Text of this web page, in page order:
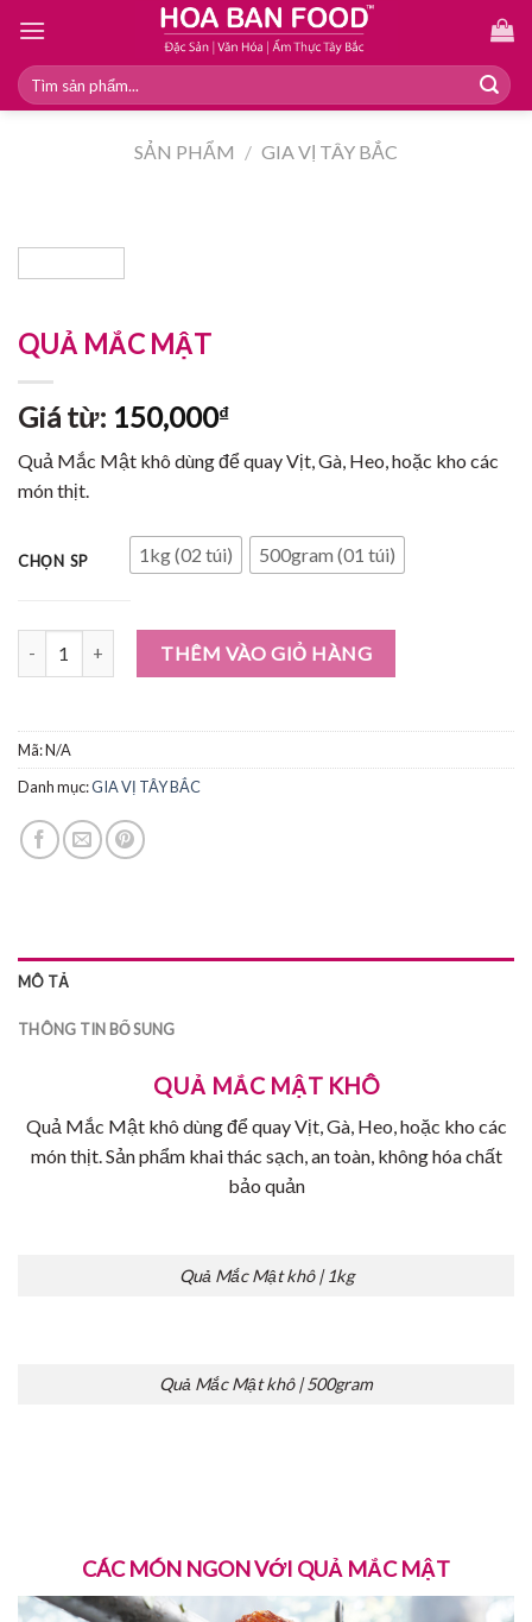
content
Tìm
kiếm:
SẢN PHẨM / GIA VỊ TÂY BẮC
QUẢ MẮC MẬT
Giá từ: 150,000₫
Quả Mắc Mật khô dùng để quay Vịt, Gà, Heo, hoặc kho các
món thịt.
CHỌN SP 1kg (02 túi) 500gram (01 túi)
QUẢ MẮC MẬT số lượngTHÊM VÀO GIỎ HÀNG
Mã:N/A
Danh mục:GIA VỊ TÂY BẮC
MÔ TẢ
THÔNG TIN BỔ SUNG
QUẢ MẮC MẬT KHÔ
Quả Mắc Mật khô dùng để quay Vịt, Gà, Heo, hoặc kho các
món thịt. Sản phẩm khai thác sạch, an toàn, không hóa chất
bảo quản
Quả Mắc Mật khô | 1kg
Quả Mắc Mật khô | 500gram
CÁC MÓN NGON VỚI QUẢ MẮC MẬT